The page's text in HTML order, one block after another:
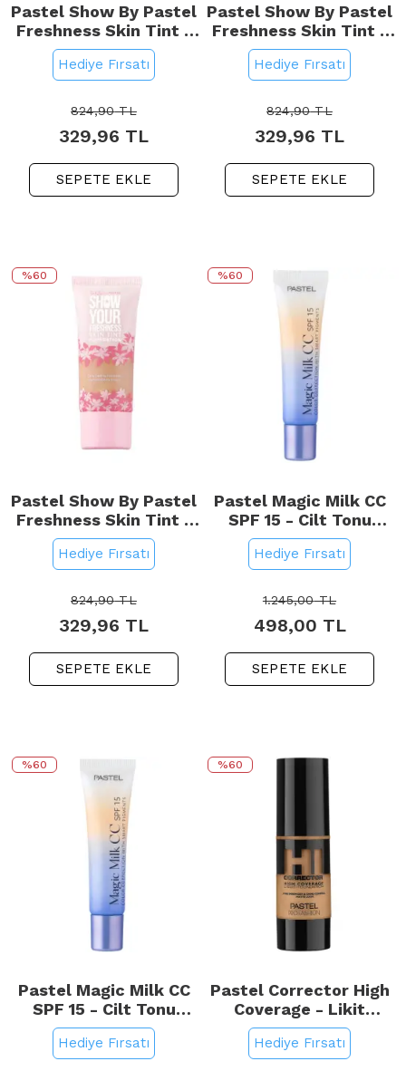
Pastel Show By Pastel
Freshness Skin Tint -
Fondöten No: 505
Caramel
Hediye Fırsatı
824,90TL
329,96 TL
SEPETE EKLE
Pastel Show By Pastel
Freshness Skin Tint -
Fondöten No: 506
Radiant Sun
Hediye Fırsatı
824,90TL
329,96 TL
SEPETE EKLE
%60
Pastel Show By Pastel
Freshness Skin Tint -
Fondöten No: 503
Honey
Hediye Fırsatı
824,90TL
329,96 TL
SEPETE EKLE
%60
Pastel Magic Milk CC
SPF 15 - Cilt Tonu
Eşitleyici Etkili Krem
Light 30ml
Hediye Fırsatı
1.245,00TL
498,00 TL
SEPETE EKLE
%60
Pastel Magic Milk CC
SPF 15 - Cilt Tonu
Eşitleyici Etkili Krem
Medium 30ml
Hediye Fırsatı
%60
Pastel Corrector High
Coverage - Likit
Fondöten No: 408
Hediye Fırsatı